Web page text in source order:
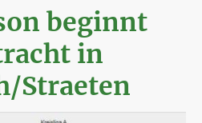
beginnt
in
Straeten